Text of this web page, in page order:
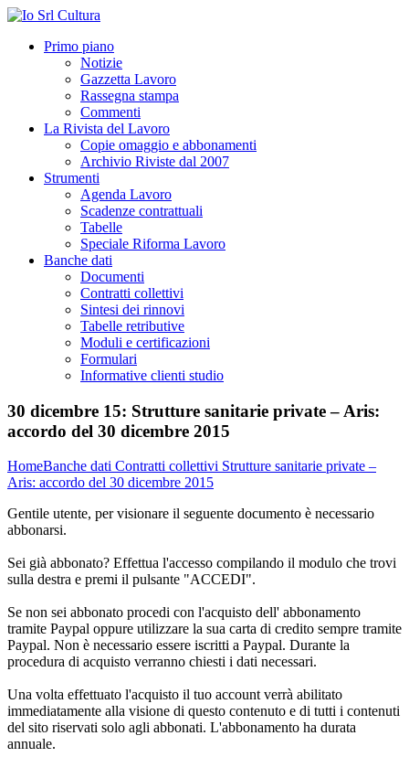
Primo piano
Notizie
Gazzetta Lavoro
Rassegna stampa
Commenti
La Rivista del Lavoro
Copie omaggio e abbonamenti
Archivio Riviste dal 2007
Strumenti
Agenda Lavoro
Scadenze contrattuali
Tabelle
Speciale Riforma Lavoro
Banche dati
Documenti
Contratti collettivi
Sintesi dei rinnovi
Tabelle retributive
Moduli e certificazioni
Formulari
Informative clienti studio
30 dicembre 15: Strutture sanitarie private – Aris:
accordo del 30 dicembre 2015
HomeBanche dati Contratti collettivi Strutture sanitarie private –
Aris: accordo del 30 dicembre 2015
Gentile utente, per visionare il seguente documento è necessario
abbonarsi.
Sei già abbonato? Effettua l'accesso compilando il modulo che trovi
sulla destra e premi il pulsante "ACCEDI".
Se non sei abbonato procedi con l'acquisto dell' abbonamento
tramite Paypal oppure utilizzare la sua carta di credito sempre tramite
Paypal. Non è necessario essere iscritti a Paypal. Durante la
procedura di acquisto verranno chiesti i dati necessari.
Una volta effettuato l'acquisto il tuo account verrà abilitato
immediatamente alla visione di questo contenuto e di tutti i contenuti
del sito riservati solo agli abbonati. L'abbonamento ha durata
annuale.